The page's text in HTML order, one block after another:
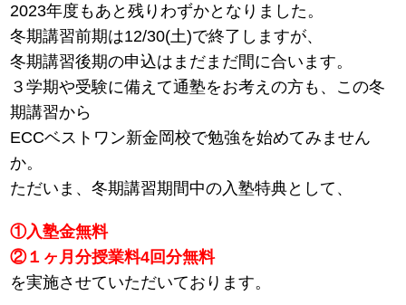
2023年度もあと残りわずかとなりました。
冬期講習前期は12/30(土)で終了しますが、
冬期講習後期の申込はまだまだ間に合います。
３学期や受験に備えて通塾をお考えの方も、この冬
期講習から
ECCベストワン新金岡校で勉強を始めてみません
か。
ただいま、冬期講習期間中の入塾特典として、
①入塾金無料
②１ヶ月分授業料4回分無料
を実施させていただいております。